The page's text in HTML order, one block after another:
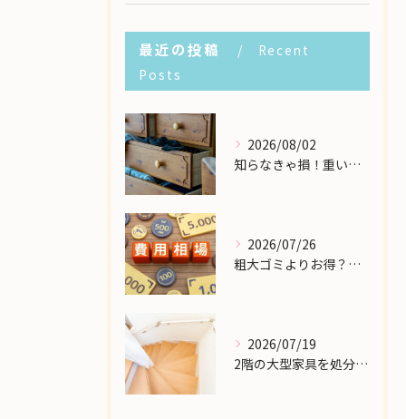
最近の投稿
Recent
Posts
2026/08/02
知らなきゃ損！重い大型家具の配送費用を格安に抑える裏ワザ
2026/07/26
粗大ゴミよりお得？大型家具の処分業者にかかる費用相場を解説
2026/07/19
2階の大型家具を処分したい！狭い階段から安全に下ろす方法